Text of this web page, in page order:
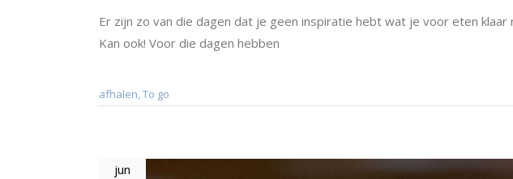
Er zijn zo van die dagen dat je geen inspiratie hebt wat je voor eten
Kan ook! Voor die dagen hebben
afhalen To go
jun